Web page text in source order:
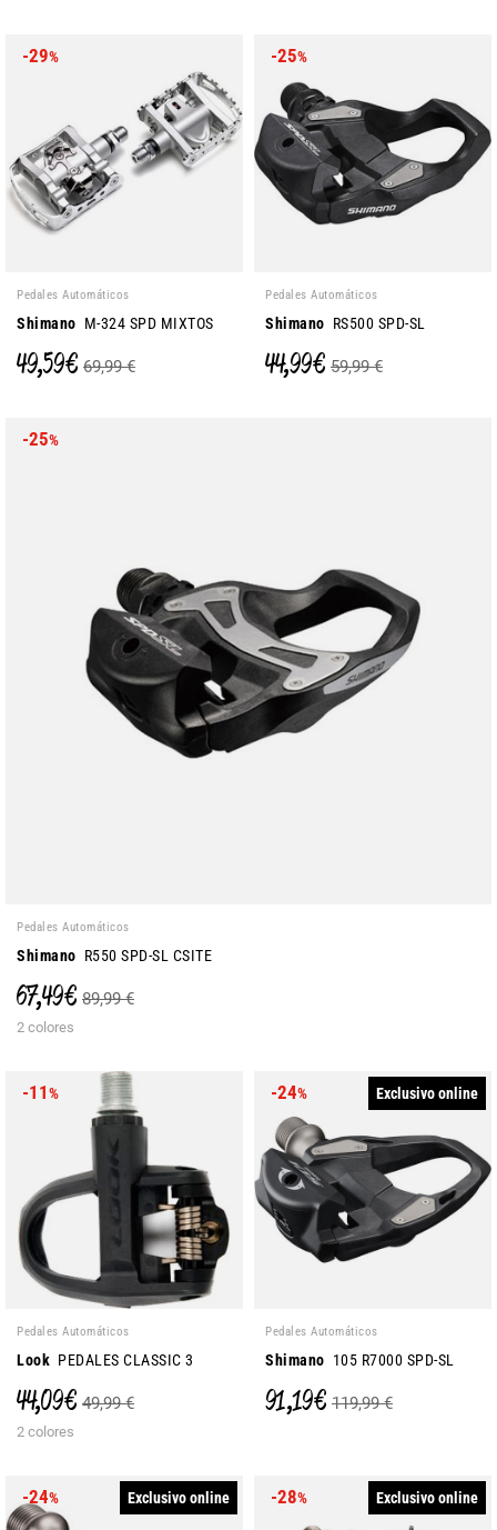
-29%
Pedales Automáticos
Shimano M-324 SPD MIXTOS
49,59 € 69,99 €
-25%
Pedales Automáticos
Shimano RS500 SPD-SL
44,99 € 59,99 €
-25%
Pedales Automáticos
Shimano R550 SPD-SL CSITE
67,49 € 89,99 €
2 colores
-11%
Pedales Automáticos
Look PEDALES CLASSIC 3
44,09 € 49,99 €
2 colores
-24% Exclusivo online
Pedales Automáticos
Shimano 105 R7000 SPD-SL
91,19 € 119,99 €
-24% Exclusivo online -28% Exclusivo online